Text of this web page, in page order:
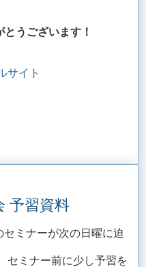
うございます！
サイト
予習資料
ミナーが次の日曜に迫
セミナー前に少し予習を